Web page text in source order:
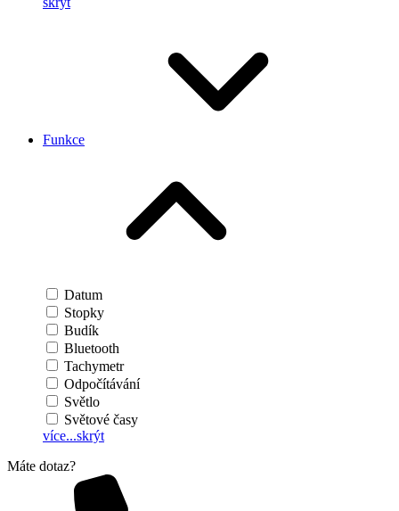
Funkce
Datum
Stopky
Budík
Bluetooth
Tachymetr
Odpočítávání
Světlo
Světové časy
více...skrýt
Máte dotaz?